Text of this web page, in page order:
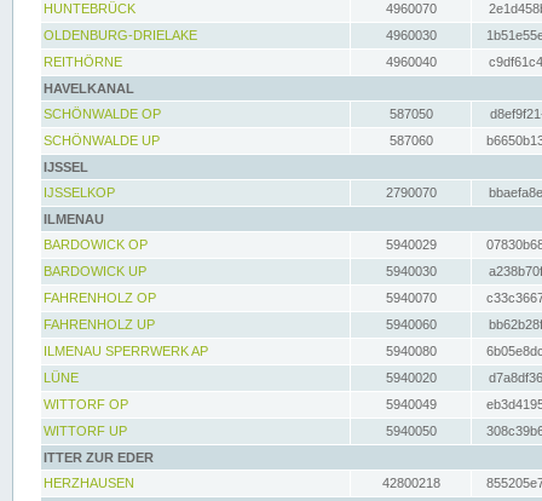
HUNTEBRÜCK
4960070
OLDENBURG-DRIELAKE
4960030
REITHÖRNE
4960040
HAVELKANAL
SCHÖNWALDE OP
587050
SCHÖNWALDE UP
587060
IJSSEL
IJSSELKOP
2790070
ILMENAU
BARDOWICK OP
5940029
BARDOWICK UP
5940030
FAHRENHOLZ OP
5940070
FAHRENHOLZ UP
5940060
ILMENAU SPERRWERK AP
5940080
LÜNE
5940020
WITTORF OP
5940049
WITTORF UP
5940050
ITTER ZUR EDER
HERZHAUSEN
42800218